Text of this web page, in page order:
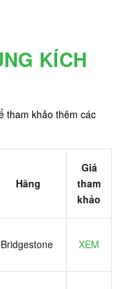
KÍCH
tham khảo thêm các
Hãng
Giá
tham
khảo
Bridgestone XEM